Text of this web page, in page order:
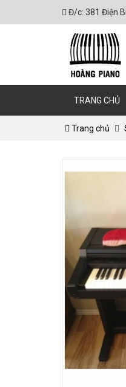
Đ/c: 381 Điện
TRANG CHỦ
Trang chủ